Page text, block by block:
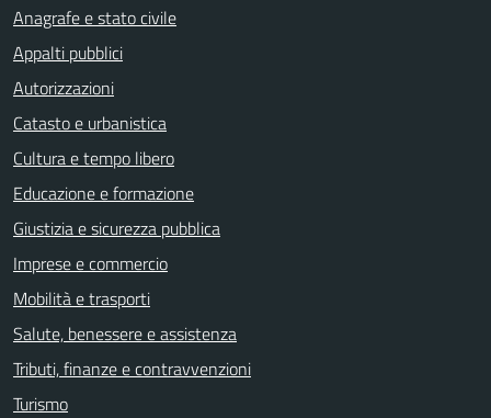
Anagrafe e stato civile
Appalti pubblici
Autorizzazioni
Catasto e urbanistica
Cultura e tempo libero
Educazione e formazione
Giustizia e sicurezza pubblica
Imprese e commercio
Mobilità e trasporti
Salute, benessere e assistenza
Tributi, finanze e contravvenzioni
Turismo